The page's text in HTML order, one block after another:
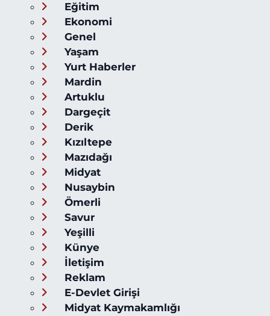
Eğitim
Ekonomi
Genel
Yaşam
Yurt Haberler
Mardin
Artuklu
Dargeçit
Derik
Kızıltepe
Mazıdağı
Midyat
Nusaybin
Ömerli
Savur
Yeşilli
Künye
İletişim
Reklam
E-Devlet Girişi
Midyat Kaymakamlığı